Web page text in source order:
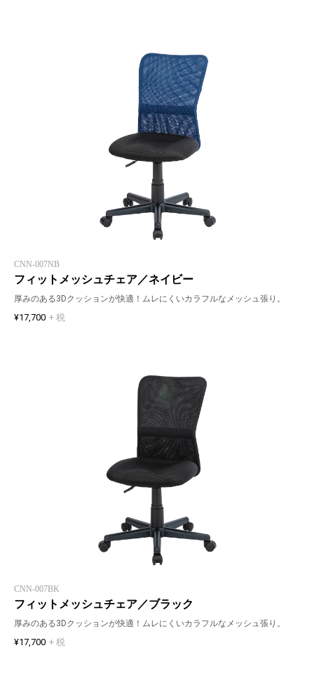
CNN-007NB
フィットメッシュチェア／ネイビー
厚みのある3Dクッションが快適！ムレにくいカラフルなメッシュ張り。
¥17,700 + 税
CNN-007BK
フィットメッシュチェア／ブラック
厚みのある3Dクッションが快適！ムレにくいカラフルなメッシュ張り。
¥17,700 + 税